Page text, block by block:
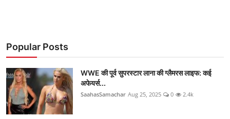
Popular Posts
WWE की पूर्व सुपरस्टार लाना की ग्लैमरस लाइफ: कई
अफेयर्स...
SaahasSamachar Aug 25, 2025 0 2.4k